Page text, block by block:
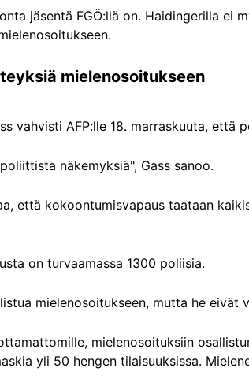
jäsentä FGÖ:llä on. Haidingerilla ei
mielenosoitukseen
vahvisti AFP:lle 18. marraskuuta, että
näkemyksiä", Gass sanoo.
että kokoontumisvapaus taataan
on turvaamassa 1300 poliisia.
mielenosoitukseen, mutta he eivät
mielenosoituksiin
yli 50 hengen tilaisuuksissa.